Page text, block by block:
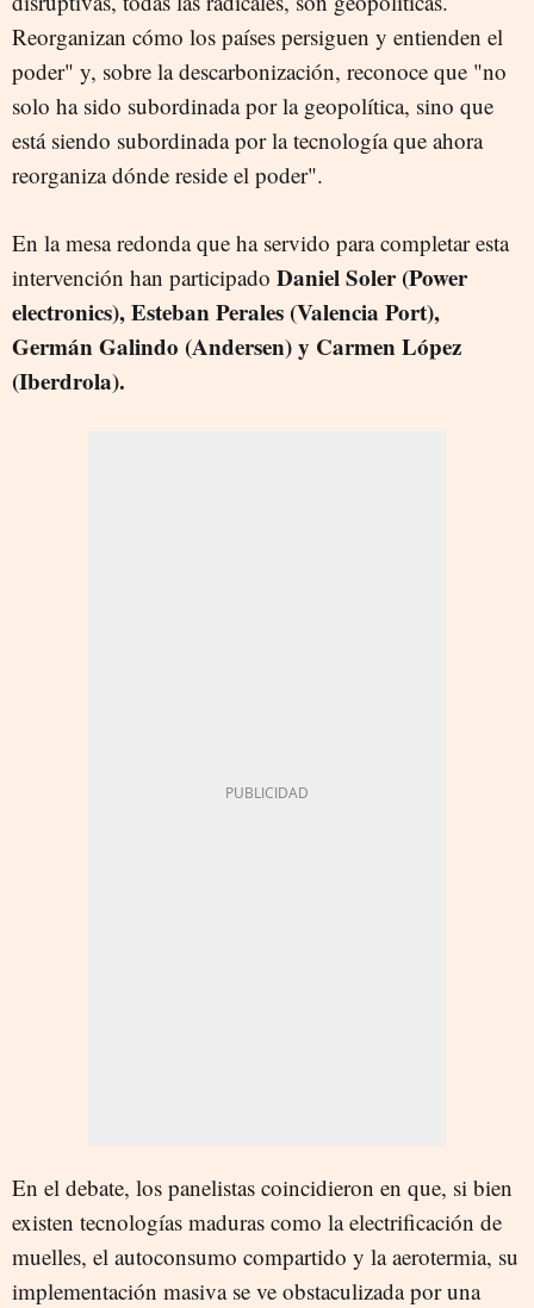
Reorganizan cómo los países persiguen y entienden el
poder" y, sobre la descarbonización, reconoce que "no
solo ha sido subordinada por la geopolítica, sino que
está siendo subordinada por la tecnología que ahora
reorganiza dónde reside el poder".
En la mesa redonda que ha servido para completar esta
intervención han participado Daniel Soler (Power
electronics), Esteban Perales (Valencia Port),
Germán Galindo (Andersen) y Carmen López
(Iberdrola).
En el debate, los panelistas coincidieron en que, si bien
existen tecnologías maduras como la electrificación de
muelles, el autoconsumo compartido y la aerotermia, su
implementación masiva se ve obstaculizada por una